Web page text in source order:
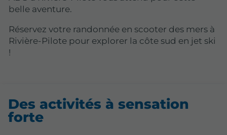
belle aventure.
Réservez votre randonnée en scooter des mers à
Rivière-Pilote pour explorer la côte sud en jet ski
!
Des activités à sensation
forte